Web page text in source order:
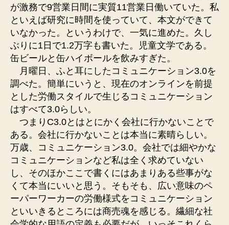
が激務で9営業日間に実質11営業日働いていた。私
といえば研究に時間を使っていて、本文ができて
いなかった。というわけで、一気に進めた。久し
ぶりに1日で1.2万字も書いた。児童文学である。
缶ビールと缶ハイボールを飲みすぎた。
月曜日、ふと耳にしたコミュニケーション3.0を
調べた。簡単にいうと、現在のオンラインを前提
とした労働スタイルで生じるコミュニケーション
はすべて3.0らしい。
つまりC3.0とはとにかく会社に行かないことで
ある。会社に行かないことは本当に素晴らしい。
万歳、コミュニケーション3.0。会社では細やかな
コミュニケーションなど私は全く求めていない
し、そのほかここで書くにはあまりある些事がな
くて本当にいいと思う。そもそも、広い意味のペ
ーパーワーカーの労働様式をコミュニケーション
といいきるところには商売魂を感じる。繊細な社